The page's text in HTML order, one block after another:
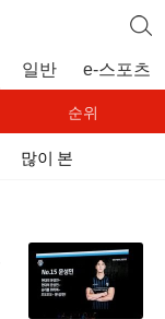
일반 e-스포츠
순위
많이 본